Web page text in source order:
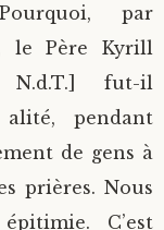
par
le Père Kyrill
N.d.T.] fut-il
alité, pendant
de gens à
prières. Nous
C’est